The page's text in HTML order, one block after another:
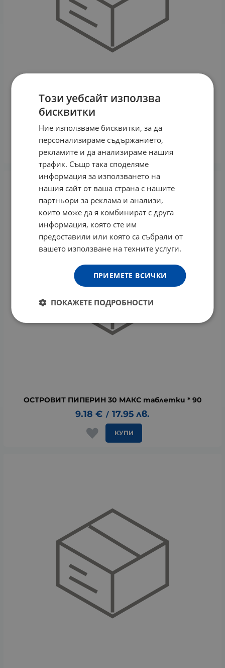
ОСТРОВИТ ФИБРИ ОТ КАСИС 150 г
6.11 € / 11.95 лв.
КУПИ
ОСТРОВИТ ПИПЕРИН 30 МАКС таблетки * 90
9.18 € / 17.95 лв.
КУПИ
Този уебсайт използва
бисквитки
Ние използваме бисквитки, за да
персонализираме съдържанието,
рекламите и да анализираме нашия
трафик. Също така споделяме
информация за използването на
нашия сайт от ваша страна с нашите
партньори за реклама и анализи,
които може да я комбинират с друга
информация, която сте им
предоставили или която са събрали от
вашето използване на техните услуги.
ПРИЕМЕТЕ ВСИЧКИ
ПОКАЖЕТЕ ПОДРОБНОСТИ